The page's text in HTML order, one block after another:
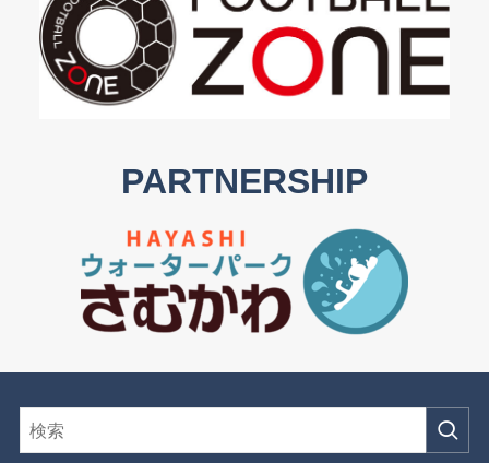
PARTNERSHIP